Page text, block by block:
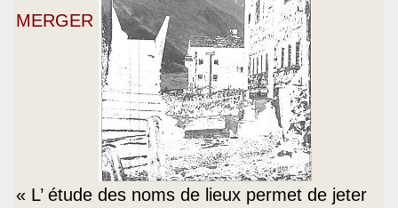
MERGER
« L’ étude des noms de lieux permet de jeter